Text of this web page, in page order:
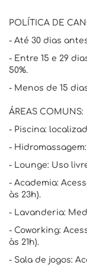
POLÍTICA DE
- Até 30 dias
- Entre 15 e 29
50%.
- Menos de 15
ÁREAS COMUNS:
- Piscina:
-
- Lounge: Uso
- Academia:
às 23h).
- Lavanderia:
- Coworking:
às 21h).
- Sala de jogos: